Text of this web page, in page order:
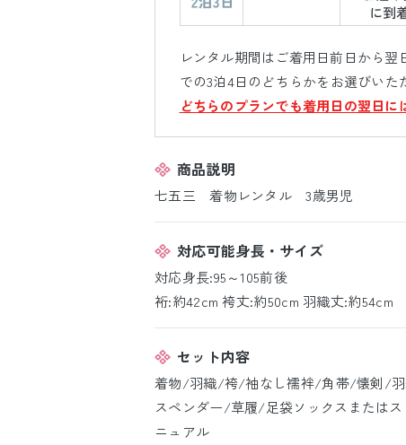
レンタル期間はご着用日前日から
での3泊4日のどちらかをお選びいた
どちらのプランでも着用日の翌日に
商品説明
七五三 着物レンタル 3歳男児
対応可能身長・サイズ
対応身長:95～105前後
裄:約42cm 袴丈:約50cm 羽織丈:約54cm
セット内容
着物/羽織/袴/袖なし襦袢/角帯/懐剣/
スペンダー/草履/足袋ソックスまたは
ニュアル